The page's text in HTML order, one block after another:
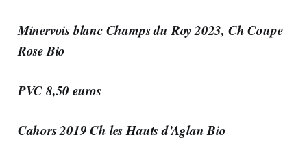
Minervois blanc Champs du Roy 2023, Ch Coupe
RoseBio
PVC 8,50 euros
Cahors 2019 Ch les Hauts d’Aglan Bio